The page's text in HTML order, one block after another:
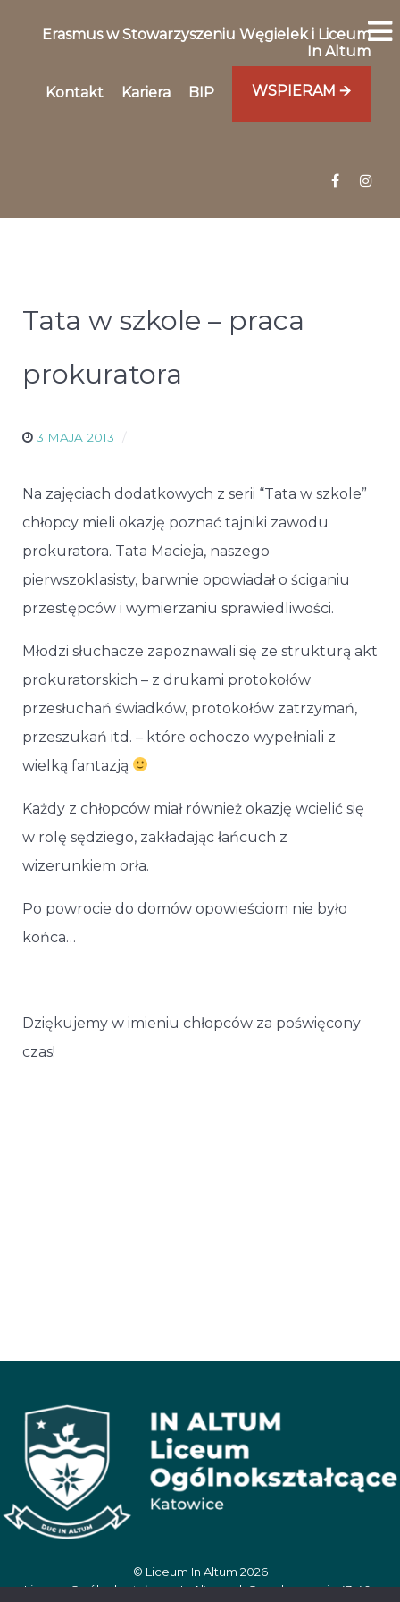
Erasmus w Stowarzyszeniu Węgielek i Liceum
In Altum
Kontakt Kariera BIP WSPIERAM 🡪
Tata w szkole – praca
prokuratora
3 MAJA 2013
Na zajęciach dodatkowych z serii “Tata w szkole”
chłopcy mieli okazję poznać tajniki zawodu
prokuratora. Tata Macieja, naszego
pierwszoklasisty, barwnie opowiadał o ściganiu
przestępców i wymierzaniu sprawiedliwości.
Młodzi słuchacze zapoznawali się ze strukturą akt
prokuratorskich – z drukami protokołów
przesłuchań świadków, protokołów zatrzymań,
przeszukań itd. – które ochoczo wypełniali z
wielką fantazją
Każdy z chłopców miał również okazję wcielić się
w rolę sędziego, zakładając łańcuch z
wizerunkiem orła.
Po powrocie do domów opowieściom nie było
końca…
Dziękujemy w imieniu chłopców za poświęcony
czas!
© Liceum In Altum 2026
Liceum Ogólnokształcące In Altum, ul. Oswobodzenia 47, 40-